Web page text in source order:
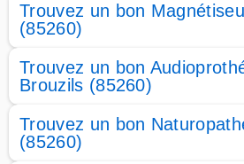
Trouvez un bon
(85260)
Trouvez un bon
Brouzils (85260)
Trouvez un bon
(85260)